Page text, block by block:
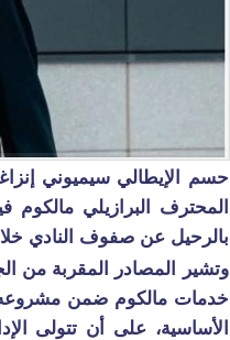
حسم الإيطالي سيميوني
المحترف البرازيلي
بالرحيل عن صفوف النادي خلال
وتشير المصادر المقربة من
خدمات مالكوم ضمن مشروعه
الأساسية، على أن تتولى